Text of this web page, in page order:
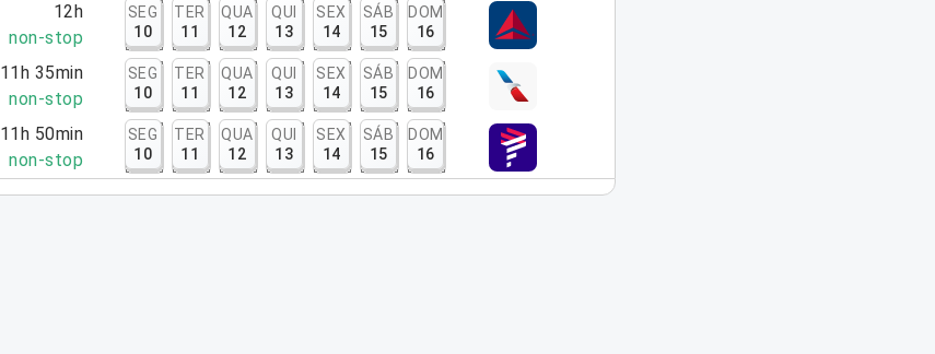
12h
non-stop
SEG
10
TER
11
QUA
12
QUI
13
SEX
14
SÁB
15
DOM
16
11h 35min
non-stop
SEG
10
TER
11
QUA
12
QUI
13
SEX
14
SÁB
15
DOM
16
11h 50min
non-stop
SEG
10
TER
11
QUA
12
QUI
13
SEX
14
SÁB
15
DOM
16